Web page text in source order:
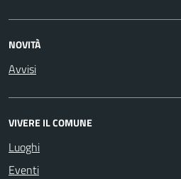
NOVITÀ
Avvisi
VIVERE IL COMUNE
Luoghi
Eventi